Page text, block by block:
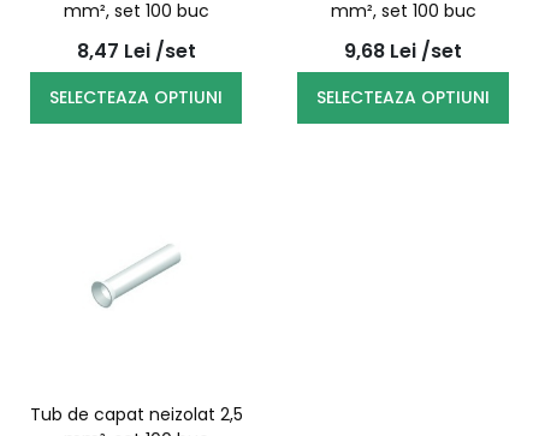
mm², set 100 buc
8,47 Lei /set
SELECTEAZA OPTIUNI
mm², set 100 buc
9,68 Lei /set
SELECTEAZA OPTIUNI
Tub de capat neizolat 2,5